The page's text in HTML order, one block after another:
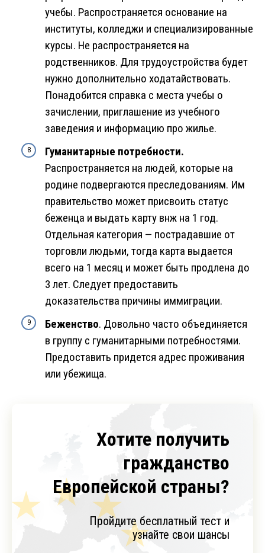
учебы. Распространяется основание на
институты, колледжи и специализированные
курсы. Не распространяется на
родственников. Для трудоустройства будет
нужно дополнительно ходатайствовать.
Понадобится справка с места учебы о
зачислении, приглашение из учебного
заведения и информацию про жилье.
Гуманитарные потребности.
Распространяется на людей, которые на
родине подвергаются преследованиям. Им
правительство может присвоить статус
беженца и выдать карту внж на 1 год.
Отдельная категория — пострадавшие от
торговли людьми, тогда карта выдается
всего на 1 месяц и может быть продлена до
3 лет. Следует предоставить
доказательства причины иммиграции.
Беженство. Довольно часто объединяется
в группу с гуманитарными потребностями.
Предоставить придется адрес проживания
или убежища.
Хотите получить
гражданство
Европейской страны?
Пройдите бесплатный тест и
узнайте свои шансы